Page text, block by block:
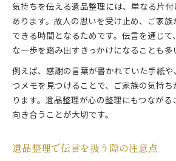
気持ちを伝える遺品整理には、単なる片
あります。故人の思いを受け止め、ご家
できる時間となるためです。伝言を通じ
な一歩を踏み出すきっかけになることも多
例えば、感謝の言葉が書かれていた手紙
つメモを見つけることで、ご家族の気持
ります。遺品整理が心の整理にもつなが
向き合うことが大切です。
遺品整理で伝言を扱う際の注意点